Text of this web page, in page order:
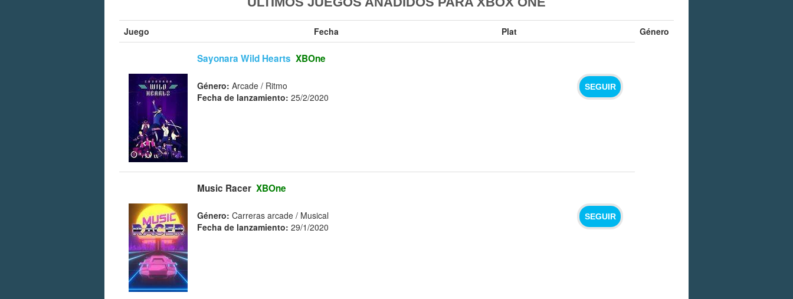
Juego Fecha Plat Género
Sayonara Wild Hearts XBOne
SEGUIR
Género: Arcade / Ritmo
Fecha de lanzamiento: 25/2/2020
Music Racer XBOne
SEGUIR
Género: Carreras arcade / Musical
Fecha de lanzamiento: 29/1/2020